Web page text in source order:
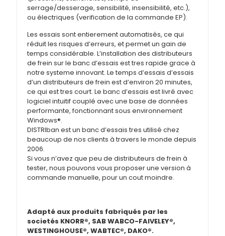
serrage/desserage, sensibilité, insensibilité, etc.),
ou électriques (verification de la commande EP).
Les essais sont entierement automatisés, ce qui
réduit les risques d’erreurs, et permet un gain de
temps considérable. L’installation des distributeurs
de frein sur le banc d’essais est tres rapide grace à
notre systeme innovant. Le temps d’essais d’essais
d’un distributeurs de frein est d’environ 20 minutes,
ce qui est tres court. Le banc d’essais est livré avec
logiciel intuitif couplé avec une base de données
performante, fonctionnant sous environnement
Windows®.
DISTRIban est un banc d’essais tres utilisé chez
beaucoup de nos clients à travers le monde depuis
2006.
Si vous n’avez que peu de distributeurs de frein à
tester, nous pouvons vous proposer une version à
commande manuelle, pour un cout moindre.
Adapté aux produits fabriqués par les
societés KNORR®, SAB WABCO-FAIVELEY®,
WESTINGHOUSE®, WABTEC®, DAKO®.